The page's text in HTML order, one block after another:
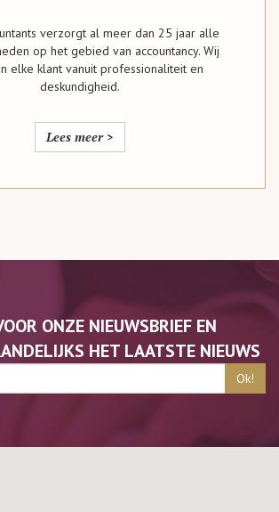
verzorgt al meer dan 25 jaar alle
op het gebied van accountancy. Wij
elke klant vanuit professionaliteit en
deskundigheid.
Lees meer >
ONZE NIEUWSBRIEF EN
HET LAATSTE NIEUWS
Ok!